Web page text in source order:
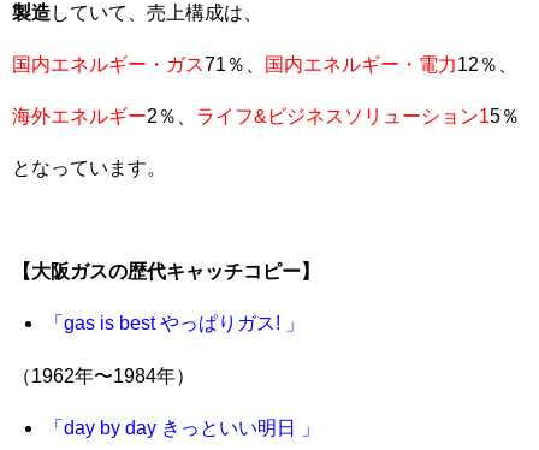
製造していて、売上構成は、
国内エネルギー・ガス71％、 国内エネルギー・電力12％、
海外エネルギー2％、 ライフ&ビジネスソリューション15％
となっています。
【大阪ガスの歴代キャッチコピー】
「gas is best やっぱりガス! 」
（1962年〜1984年）
「day by day きっといい明日 」